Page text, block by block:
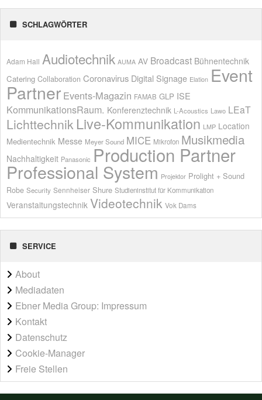
SCHLAGWÖRTER
Adam Hall Audiotechnik AUMA AV Broadcast Bühnentechnik
Catering Collaboration Coronavirus Digital Signage Elation Event
Partner Events-Magazin FAMAB GLP ISE
KommunikationsRaum. Konferenztechnik L-Acoustics Lawo LEaT
Lichttechnik Live-Kommunikation LMP Location
Medientechnik Messe Meyer Sound MICE Mikrofon Musikmedia
Nachhaltigkeit Panasonic Production Partner
Professional System Projektor Prolight + Sound
Robe Security Sennheiser Shure Studieninstitut für Kommunikation
Veranstaltungstechnik Videotechnik Vok Dams
SERVICE
About
Mediadaten
Ebner Media Group: Impressum
Kontakt
Datenschutz
Cookie-Manager
Freie Stellen